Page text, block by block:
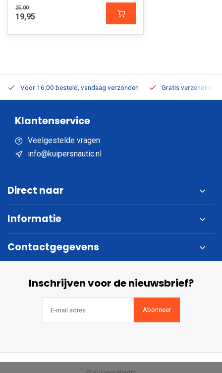
25,00
19,95
Voor 16:00 besteld, vandaag verzonden Gratis verzending
Klantenservice
Veelgestelde vragen
info@kuipersnautic.nl
Direct naar
Informatie
Contactgegevens
Inschrijven voor de nieuwsbrief?
Abonneer